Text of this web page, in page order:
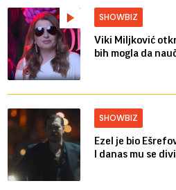
SHOWBIZ
Viki Miljković
bih mogla da
SHOWBIZ
Ezel je bio
I danas mu se